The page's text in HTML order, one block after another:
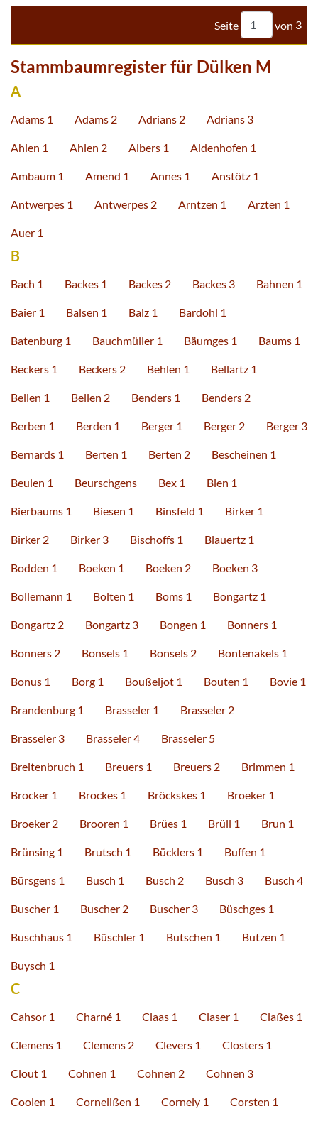
Seite von 3
Stammbaumregister für Dülken M
A
Adams 1 Adams 2 Adrians 2 Adrians 3
Ahlen 1 Ahlen 2 Albers 1 Aldenhofen 1
Ambaum 1 Amend 1 Annes 1 Anstötz 1
Antwerpes 1 Antwerpes 2 Arntzen 1 Arzten 1
Auer 1
B
Bach 1 Backes 1 Backes 2 Backes 3 Bahnen 1
Baier 1 Balsen 1 Balz 1 Bardohl 1
Batenburg 1 Bauchmüller 1 Bäumges 1 Baums 1
Beckers 1 Beckers 2 Behlen 1 Bellartz 1
Bellen 1 Bellen 2 Benders 1 Benders 2
Berben 1 Berden 1 Berger 1 Berger 2 Berger 3
Bernards 1 Berten 1 Berten 2 Bescheinen 1
Beulen 1 Beurschgens Bex 1 Bien 1
Bierbaums 1 Biesen 1 Binsfeld 1 Birker 1
Birker 2 Birker 3 Bischoffs 1 Blauertz 1
Bodden 1 Boeken 1 Boeken 2 Boeken 3
Bollemann 1 Bolten 1 Boms 1 Bongartz 1
Bongartz 2 Bongartz 3 Bongen 1 Bonners 1
Bonners 2 Bonsels 1 Bonsels 2 Bontenakels 1
Bonus 1 Borg 1 Boußeljot 1 Bouten 1 Bovie 1
Brandenburg 1 Brasseler 1 Brasseler 2
Brasseler 3 Brasseler 4 Brasseler 5
Breitenbruch 1 Breuers 1 Breuers 2 Brimmen 1
Brocker 1 Brockes 1 Bröckskes 1 Broeker 1
Broeker 2 Brooren 1 Brües 1 Brüll 1 Brun 1
Brünsing 1 Brutsch 1 Bücklers 1 Buffen 1
Bürsgens 1 Busch 1 Busch 2 Busch 3 Busch 4
Buscher 1 Buscher 2 Buscher 3 Büschges 1
Buschhaus 1 Büschler 1 Butschen 1 Butzen 1
Buysch 1
C
Cahsor 1 Charné 1 Claas 1 Claser 1 Claßes 1
Clemens 1 Clemens 2 Clevers 1 Closters 1
Clout 1 Cohnen 1 Cohnen 2 Cohnen 3
Coolen 1 Cornelißen 1 Cornely 1 Corsten 1